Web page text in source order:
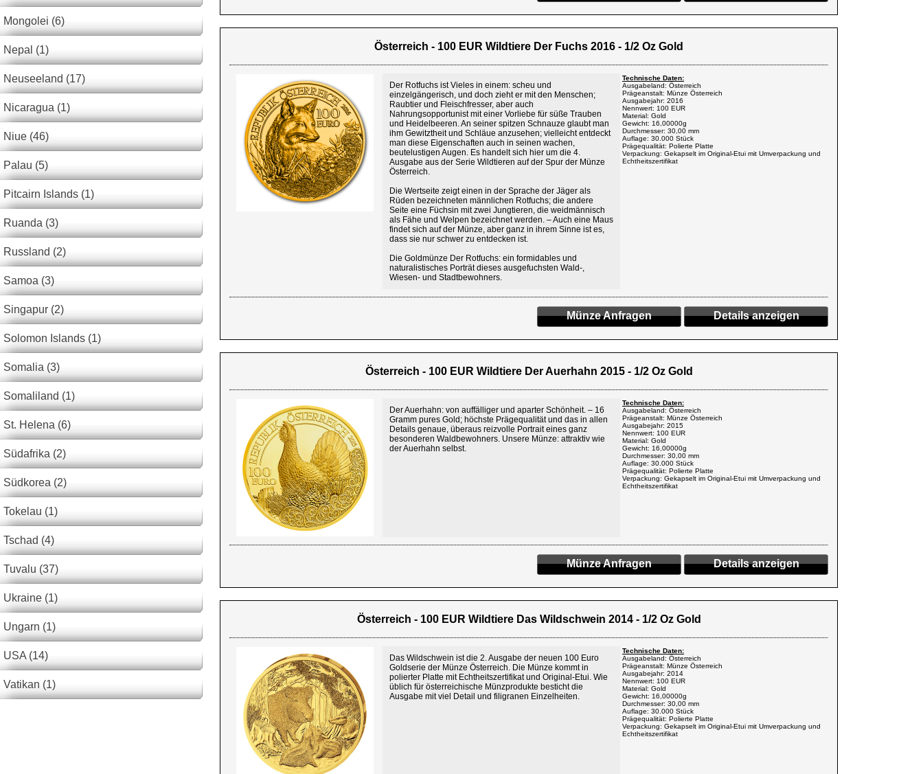
Mongolei (6)
Nepal (1)
Neuseeland (17)
Nicaragua (1)
Niue (46)
Palau (5)
Pitcairn Islands (1)
Ruanda (3)
Russland (2)
Samoa (3)
Singapur (2)
Solomon Islands (1)
Somalia (3)
Somaliland (1)
St. Helena (6)
Südafrika (2)
Südkorea (2)
Tokelau (1)
Tschad (4)
Tuvalu (37)
Ukraine (1)
Ungarn (1)
USA (14)
Vatikan (1)
Österreich - 100 EUR Wildtiere Der Fuchs 2016 - 1/2 Oz Gold
Der Rotfuchs ist Vieles in einem: scheu und
einzelgängerisch, und doch zieht er mit den Menschen;
Raubtier und Fleischfresser, aber auch
Nahrungsopportunist mit einer Vorliebe für süße Trauben
und Heidelbeeren. An seiner spitzen Schnauze glaubt man
ihm Gewitztheit und Schläue anzusehen; vielleicht entdeckt
man diese Eigenschaften auch in seinen wachen,
beutelustigen Augen. Es handelt sich hier um die 4.
Ausgabe aus der Serie Wildtieren auf der Spur der Münze
Österreich.
Die Wertseite zeigt einen in der Sprache der Jäger als
Rüden bezeichneten männlichen Rotfuchs; die andere
Seite eine Füchsin mit zwei Jungtieren, die weidmännisch
als Fähe und Welpen bezeichnet werden. – Auch eine Maus
findet sich auf der Münze, aber ganz in ihrem Sinne ist es,
dass sie nur schwer zu entdecken ist.
Die Goldmünze Der Rotfuchs: ein formidables und
naturalistisches Porträt dieses ausgefuchsten Wald-,
Wiesen- und Stadtbewohners.
Technische Daten:
Ausgabeland: Österreich
Prägeanstalt: Münze Österreich
Ausgabejahr: 2016
Nennwert: 100 EUR
Material: Gold
Gewicht: 16,00000g
Durchmesser: 30,00 mm
Auflage: 30.000 Stück
Prägequalität: Polierte Platte
Verpackung: Gekapselt im Original-Etui mit Umverpackung und
Echtheitszertifikat
Details anzeigen
Münze Anfragen
Österreich - 100 EUR Wildtiere Der Auerhahn 2015 - 1/2 Oz Gold
Der Auerhahn: von auffälliger und aparter Schönheit. – 16
Gramm pures Gold; höchste Prägequalität und das in allen
Details genaue, überaus reizvolle Portrait eines ganz
besonderen Waldbewohners. Unsere Münze: attraktiv wie
der Auerhahn selbst.
Technische Daten:
Ausgabeland: Österreich
Prägeanstalt: Münze Österreich
Ausgabejahr: 2015
Nennwert: 100 EUR
Material: Gold
Gewicht: 16,00000g
Durchmesser: 30,00 mm
Auflage: 30.000 Stück
Prägequalität: Polierte Platte
Verpackung: Gekapselt im Original-Etui mit Umverpackung und
Echtheitszertifikat
Details anzeigen
Münze Anfragen
Österreich - 100 EUR Wildtiere Das Wildschwein 2014 - 1/2 Oz Gold
Das Wildschwein ist die 2. Ausgabe der neuen 100 Euro
Goldserie der Münze Österreich. Die Münze kommt in
polierter Platte mit Echtheitszertifikat und Original-Etui. Wie
üblich für österreichische Münzprodukte besticht die
Ausgabe mit viel Detail und filigranen Einzelheiten.
Technische Daten:
Ausgabeland: Österreich
Prägeanstalt: Münze Österreich
Ausgabejahr: 2014
Nennwert: 100 EUR
Material: Gold
Gewicht: 16,00000g
Durchmesser: 30,00 mm
Auflage: 30.000 Stück
Prägequalität: Polierte Platte
Verpackung: Gekapselt im Original-Etui mit Umverpackung und
Echtheitszertifikat